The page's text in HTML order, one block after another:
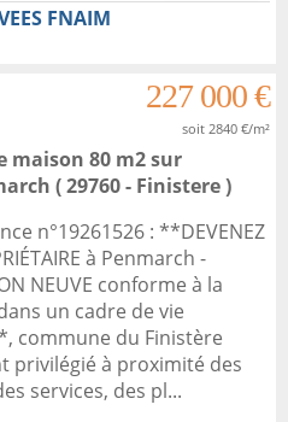
FNAIM
227 000 €
soit 2840 €/m²
maison 80 m2sur
( 29760 - Finistere )
n°19261526 : **DEVENEZ
à Penmarch -
NEUVE conforme à la
un cadre de vie
commune du Finistère
privilégié à proximité des
services, des pl...